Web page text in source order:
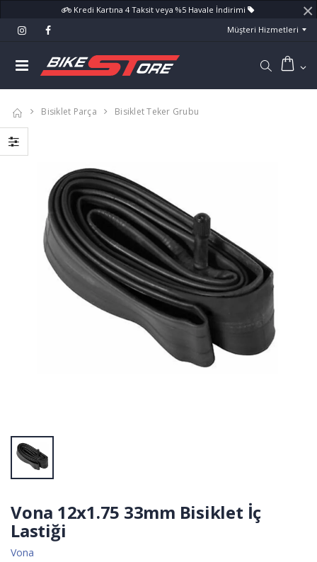
Kredi Kartına 4 Taksit veya %5 Havale İndirimi ×
Müşteri Hizmetleri
Bisiklet Parça Bisiklet Teker Grubu
Vona 12x1.75 33mm Bisiklet İç
Lastiği
Vona